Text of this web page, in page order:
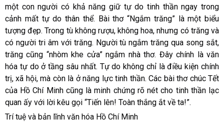
một con người có khả năng giữ tự do tinh thần ngay trong
cảnh mất tự do thân thể. Bài thơ “Ngắm trăng” là một biểu
tượng đẹp. Trong tù không rượu, không hoa, nhưng có trăng và
có người tri âm với trăng. Người tù ngắm trăng qua song sắt,
trăng cũng “nhòm khe cửa” ngắm nhà thơ. Đây chính là văn
hóa tự do ở tầng sâu nhất. Tự do không chỉ là điều kiện chính
trị, xã hội, mà còn là ở năng lực tinh thần. Các bài thơ chúc Tết
của Hồ Chí Minh cũng là minh chứng rõ nét cho tinh thần lạc
quan ấy với lời kêu gọi “Tiến lên! Toàn thắng ắt về ta!”.
Trí tuệ và bản lĩnh văn hóa Hồ Chí Minh